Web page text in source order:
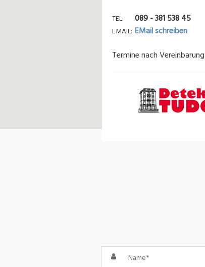
TEL 089 - 381 538 45
EMAIL EMail schreiben
Termine nach Vereinbarung